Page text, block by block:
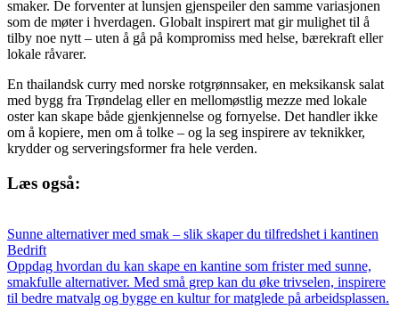
smaker. De forventer at lunsjen gjenspeiler den samme variasjonen
som de møter i hverdagen. Globalt inspirert mat gir mulighet til å
tilby noe nytt – uten å gå på kompromiss med helse, bærekraft eller
lokale råvarer.
En thailandsk curry med norske rotgrønnsaker, en meksikansk salat
med bygg fra Trøndelag eller en mellomøstlig mezze med lokale
oster kan skape både gjenkjennelse og fornyelse. Det handler ikke
om å kopiere, men om å tolke – og la seg inspirere av teknikker,
krydder og serveringsformer fra hele verden.
Læs også:
Sunne alternativer med smak – slik skaper du tilfredshet i kantinen
Bedrift
Oppdag hvordan du kan skape en kantine som frister med sunne,
smakfulle alternativer. Med små grep kan du øke trivselen, inspirere
til bedre matvalg og bygge en kultur for matglede på arbeidsplassen.